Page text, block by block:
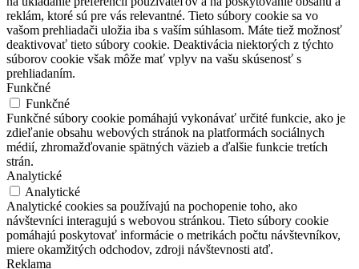
reklám, ktoré sú pre vás relevantné. Tieto súbory cookie sa vo
vašom prehliadači uložia iba s vaším súhlasom. Máte tiež možnosť
deaktivovať tieto súbory cookie. Deaktivácia niektorých z týchto
súborov cookie však môže mať vplyv na vašu skúsenosť s
prehliadaním.
Funkčné
Funkčné
Funkčné súbory cookie pomáhajú vykonávať určité funkcie, ako je
zdieľanie obsahu webových stránok na platformách sociálnych
médií, zhromažďovanie spätných väzieb a ďalšie funkcie tretích
strán.
Analytické
Analytické
Analytické cookies sa používajú na pochopenie toho, ako
návštevníci interagujú s webovou stránkou. Tieto súbory cookie
pomáhajú poskytovať informácie o metrikách počtu návštevníkov,
miere okamžitých odchodov, zdroji návštevnosti atď.
Reklama